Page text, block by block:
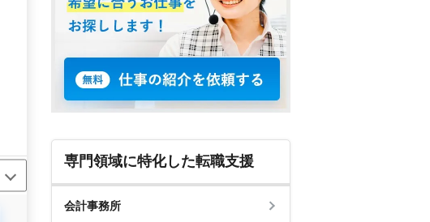
専門領域に特化した転職支援
会計事務所